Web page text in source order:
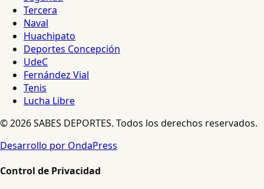
Tercera
Naval
Huachipato
Deportes Concepción
UdeC
Fernández Vial
Tenis
Lucha Libre
© 2026 SABES DEPORTES. Todos los derechos reservados.
Desarrollo por OndaPress
Control de Privacidad